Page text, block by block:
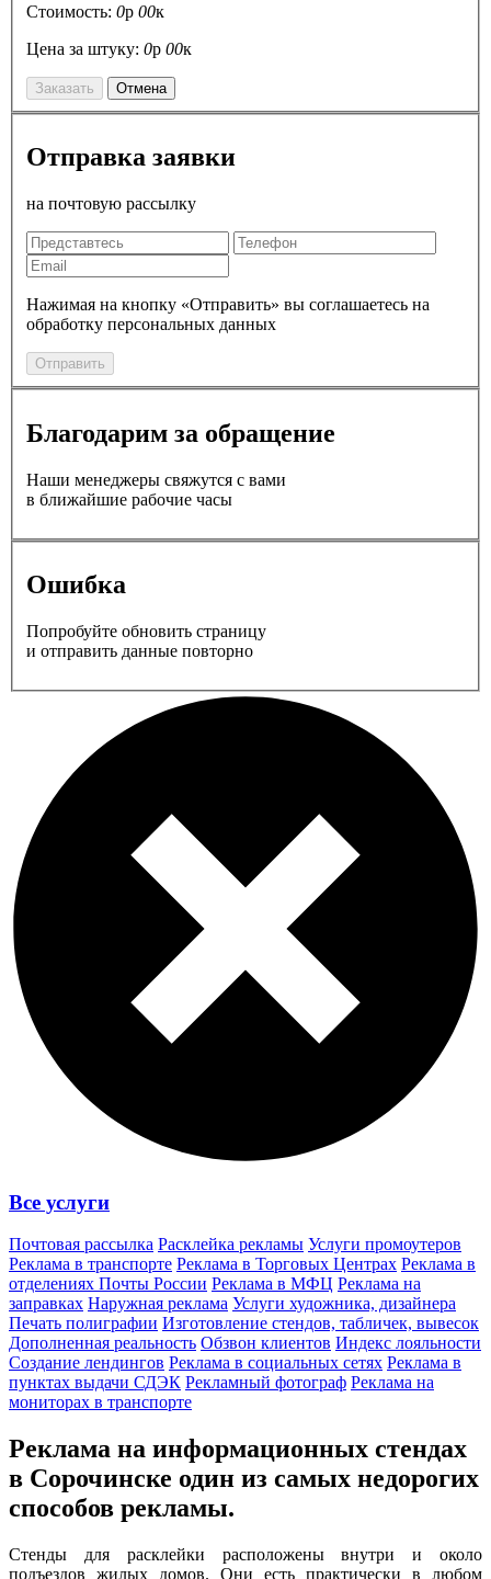
Стоимость: 0р 00к
Цена за штуку: 0р 00к
Заказать Отмена
Отправка заявки
на почтовую рассылку
Нажимая на кнопку «Отправить» вы соглашаетесь на
обработку персональных данных
Отправить
Благодарим за обращение
Наши менеджеры свяжутся с вами
в ближайшие рабочие часы
Ошибка
Попробуйте обновить страницу
и отправить данные повторно
Все услуги
Почтовая рассылка Расклейка рекламы Услуги промоутеров
Реклама в транспорте Реклама в Торговых Центрах Реклама в
отделениях Почты России Реклама в МФЦ Реклама на
заправках Наружная реклама Услуги художника, дизайнера
Печать полиграфии Изготовление стендов, табличек, вывесок
Дополненная реальность Обзвон клиентов Индекс лояльности
Создание лендингов Реклама в социальных сетях Реклама в
пунктах выдачи СДЭК Рекламный фотограф Реклама на
мониторах в транспорте
Реклама на информационных стендах
в Сорочинске один из самых недорогих
способов рекламы.
Стенды для расклейки расположены внутри и около
подъездов жилых домов. Они есть практически в любом